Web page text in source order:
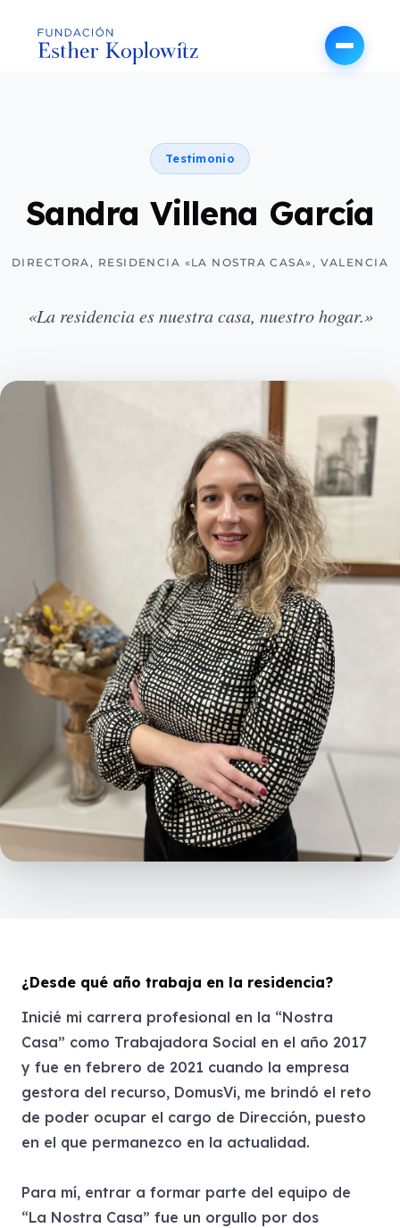
Testimonio
Sandra Villena García
DIRECTORA, RESIDENCIA «LA NOSTRA CASA», VALENCIA
«La residencia es nuestra casa, nuestro hogar.»
¿Desde qué año trabaja en la residencia?
Inicié mi carrera profesional en la “Nostra
Casa” como Trabajadora Social en el año 2017
y fue en febrero de 2021 cuando la empresa
gestora del recurso, DomusVi, me brindó el reto
de poder ocupar el cargo de Dirección, puesto
en el que permanezco en la actualidad.
Para mí, entrar a formar parte del equipo de
“La Nostra Casa” fue un orgullo por dos